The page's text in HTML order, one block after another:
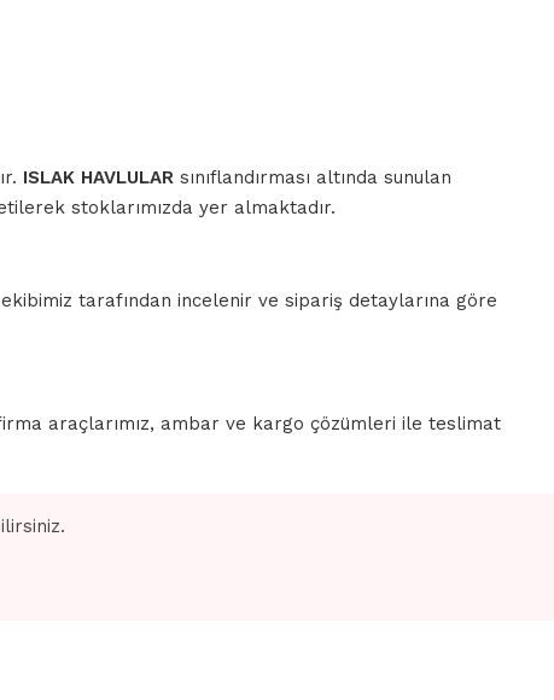
ISLAK HAVLULAR sınıflandırması altında sunulan
stoklarımızda yer almaktadır.
tarafından incelenir ve sipariş detaylarına göre
araçlarımız, ambar ve kargo çözümleri ile teslimat